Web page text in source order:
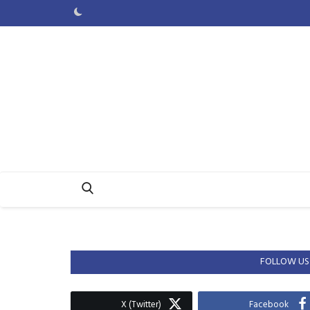
FOLLOW US
Facebook
X (Twitter)